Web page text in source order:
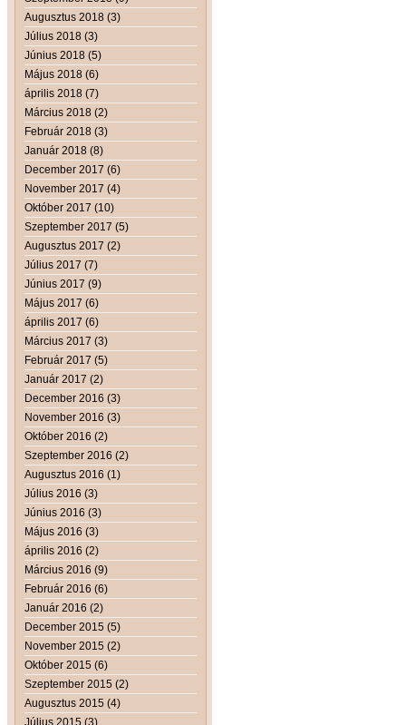
Augusztus 2018 (3)
Július 2018 (3)
Június 2018 (5)
Május 2018 (6)
április 2018 (7)
Március 2018 (2)
Február 2018 (3)
Január 2018 (8)
December 2017 (6)
November 2017 (4)
Október 2017 (10)
Szeptember 2017 (5)
Augusztus 2017 (2)
Július 2017 (7)
Június 2017 (9)
Május 2017 (6)
április 2017 (6)
Március 2017 (3)
Február 2017 (5)
Január 2017 (2)
December 2016 (3)
November 2016 (3)
Október 2016 (2)
Szeptember 2016 (2)
Augusztus 2016 (1)
Július 2016 (3)
Június 2016 (3)
Május 2016 (3)
április 2016 (2)
Március 2016 (9)
Február 2016 (6)
Január 2016 (2)
December 2015 (5)
November 2015 (2)
Október 2015 (6)
Szeptember 2015 (2)
Augusztus 2015 (4)
Július 2015 (3)